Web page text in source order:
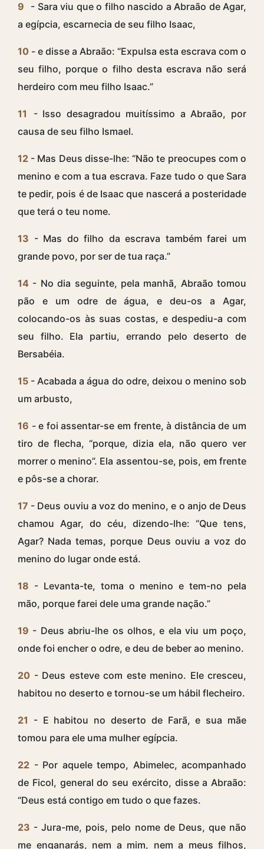
9
- Sara viu que o filho nascido a Abraão de Agar,
a egípcia, escarnecia de seu filho Isaac,
10 - e disse a Abraão: “Expulsa esta escrava com o
seu filho, porque o filho desta escrava não será
herdeiro com meu filho Isaac.”
11
- Isso desagradou muitíssimo a Abraão, por
causa de seu filho Ismael.
12 - Mas Deus disse-lhe: “Não te preocupes com o
menino e com a tua escrava. Faze tudo o que Sara
te pedir, pois é de Isaac que nascerá a posteridade
que terá o teu nome.
13 - Mas do filho da escrava também farei um
grande povo, por ser de tua raça.”
14 - No dia seguinte, pela manhã, Abraão tomou
pão e um odre de água, e deu-os a Agar,
colocando-os às suas costas, e despediu-a com
seu filho. Ela partiu, errando pelo deserto de
Bersabéia.
15 - Acabada a água do odre, deixou o menino sob
um arbusto,
16 - e foi assentar-se em frente, à distância de um
tiro de flecha, “porque, dizia ela, não quero ver
morrer o menino”. Ela assentou-se, pois, em frente
e pôs-se a chorar.
17 - Deus ouviu a voz do menino, e o anjo de Deus
chamou Agar, do céu, dizendo-lhe: “Que tens,
Agar? Nada temas, porque Deus ouviu a voz do
menino do lugar onde está.
18 - Levanta-te, toma o menino e tem-no pela
mão, porque farei dele uma grande nação.”
19 - Deus abriu-lhe os olhos, e ela viu um poço,
onde foi encher o odre, e deu de beber ao menino.
20 - Deus esteve com este menino. Ele cresceu,
habitou no deserto e tornou-se um hábil flecheiro.
21 - E habitou no deserto de Farã, e sua mãe
tomou para ele uma mulher egípcia.
22 - Por aquele tempo, Abimelec, acompanhado
de Ficol, general do seu exército, disse a Abraão:
“Deus está contigo em tudo o que fazes.
23 - Jura-me, pois, pelo nome de Deus, que não
me enganarás, nem a mim, nem a meus filhos,